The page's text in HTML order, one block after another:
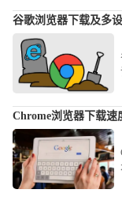
谷歌浏览器下载及多
Chrome浏览器下载速